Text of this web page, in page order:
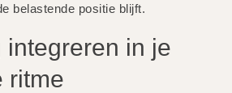
belastende positie blijft.
integreren in je
ritme